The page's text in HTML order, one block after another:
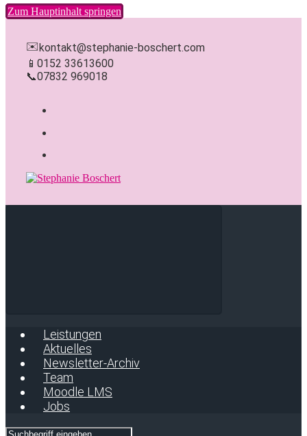
Zum Hauptinhalt springen
✉️kontakt@stephanie-boschert.com
📱 0152 33613600
📞07832 969018
Leistungen
Aktuelles
Newsletter-Archiv
Team
Moodle LMS
Jobs